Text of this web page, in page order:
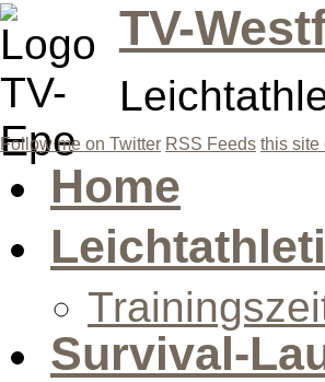
TV-
Follow me on Twitter RSS Feeds this site
Home
Survival-